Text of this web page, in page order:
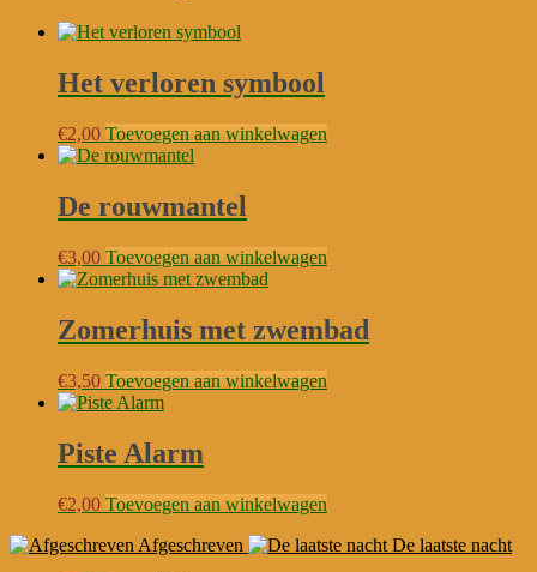
Het verloren symbool
€2,00 Toevoegen aan winkelwagen
De rouwmantel
€3,00 Toevoegen aan winkelwagen
Zomerhuis met zwembad
€3,50 Toevoegen aan winkelwagen
Piste Alarm
€2,00 Toevoegen aan winkelwagen
Afgeschreven
De laatste nacht